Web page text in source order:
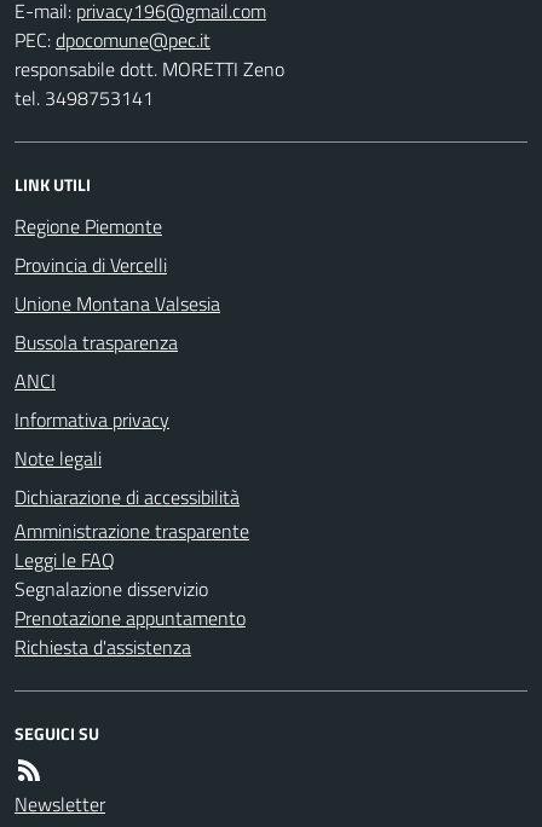
E-mail:
PEC:
responsabile dott. MORETTI Zeno
tel. 3498753141
LINK UTILI
Regione Piemonte
Provincia di Vercelli
Unione Montana Valsesia
Bussola trasparenza
ANCI
Informativa privacy
Note legali
Dichiarazione di accessibilità
Amministrazione trasparente
Leggi le FAQ
Segnalazione disservizio
Prenotazione appuntamento
Richiesta d'assistenza
SEGUICI SU
Newsletter